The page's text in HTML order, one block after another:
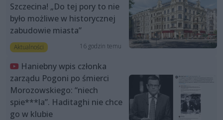
Szczecina! „Do tej pory to nie
było możliwe w historycznej
zabudowie miasta”
Aktualności 16 godzin temu
Haniebny wpis członka
zarządu Pogoni po śmierci
Morozowskiego: “niech
spie***la”. Haditaghi nie chce
go w klubie